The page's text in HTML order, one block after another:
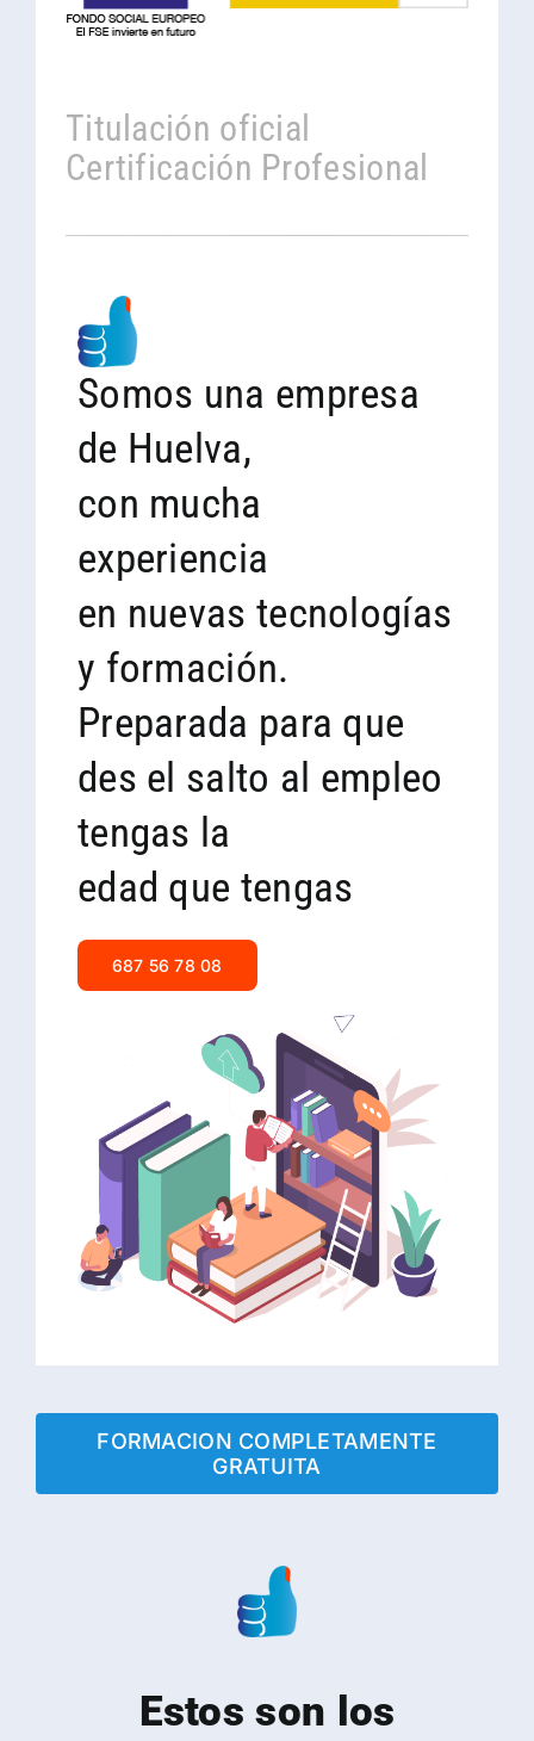
Titulación oficial
Certificación Profesional
Somos una empresa
de Huelva,
con mucha
experiencia
en nuevas tecnologías
y formación.
Preparada para que
des el salto al empleo
tengas la
edad que tengas
687 56 78 08
FORMACION COMPLETAMENTE
GRATUITA
Estos son los